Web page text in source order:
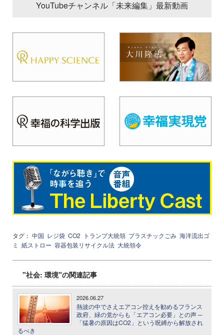
YouTubeチャンネル「未来編集」最新動画
タグ： 中国 レジ袋 CO2 トランプ大統領 プラスチックごみ 海洋流出ゴ
ミ 紙ストロー 容器包装リサイクル法 大統領令
"社会: 環境"の関連記事
2026.06.27
熱波の中でさえエアコン控えを勧めるフランス
政府、緑の党からも「エアコン必要」との声 ─
「猛暑の原因はCO2」という呪縛から解放され
るべき